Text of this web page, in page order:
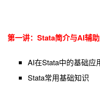
第一讲：Stata简介与AI辅
AI在Stata中的基础应
Stata常用基础知识